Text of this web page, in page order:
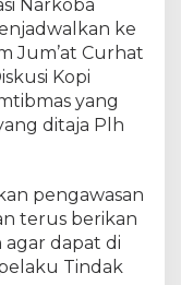
Narkoba
ke
Jum’at Curhat
Kopi
yang
ditaja Plh
pengawasan
terus berikan
agar dapat di
Tindak